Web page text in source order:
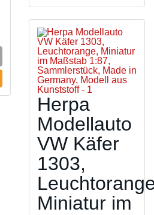
Herpa
Modellauto
VW Käfer
1303,
Miniatur im